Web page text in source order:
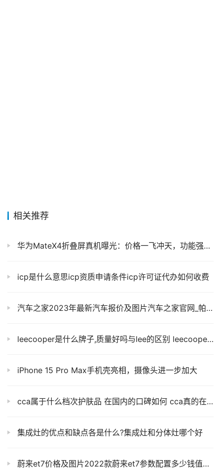
相关推荐
华为MateX4折叠屏真机曝光：价格一飞冲天，功能强大引领科技潮流
icp是什么意思icp资质申请条件icp许可证代办如何收费
汽车之家2023年最新汽车报价及图片汽车之家官网_帕萨特
leecooper是什么牌子,质量好吗与lee的区别 leecooper官方旗舰店
iPhone 15 Pro Max手机壳亮相，摄像头进一步加大
cca属于什么档次护肤品 在国内的口碑如何 cca真的在屈臣氏买么
集成灶的优点和缺点各是什么?集成灶和分体灶哪个好
蔚来et7价格及图片2022款蔚来et7参数配置多少钱值得买吗？